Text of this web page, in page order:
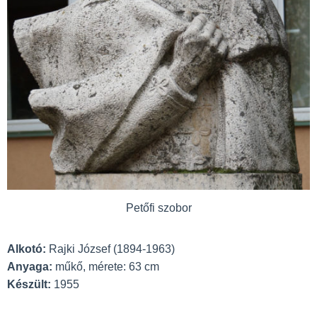
Petőfi szobor
Alkotó: Rajki József (1894-1963)
Anyaga: műkő, mérete: 63 cm
Készült: 1955